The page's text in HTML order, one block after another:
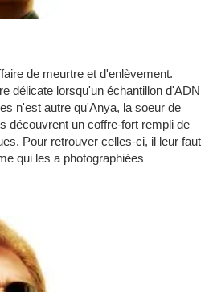
de meurtre et d'enlèvement.
délicate lorsqu'un échantillon d'ADN
n'est autre qu'Anya, la soeur de
découvrent un coffre-fort rempli de
Pour retrouver celles-ci, il leur faut
qui les a photographiées